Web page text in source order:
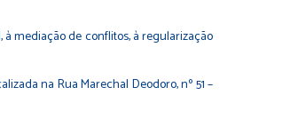
mediação de conflitos, à regularização
na Rua Marechal Deodoro, nº 51 –